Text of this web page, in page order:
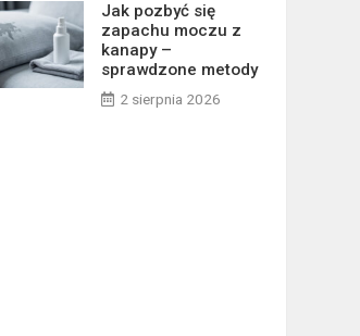
Jak pozbyć się
zapachu moczu z
kanapy –
sprawdzone metody
2 sierpnia 2026